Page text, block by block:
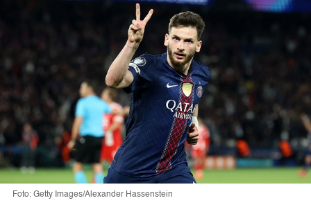
Foto: Getty Images/Alexander Hassenstein